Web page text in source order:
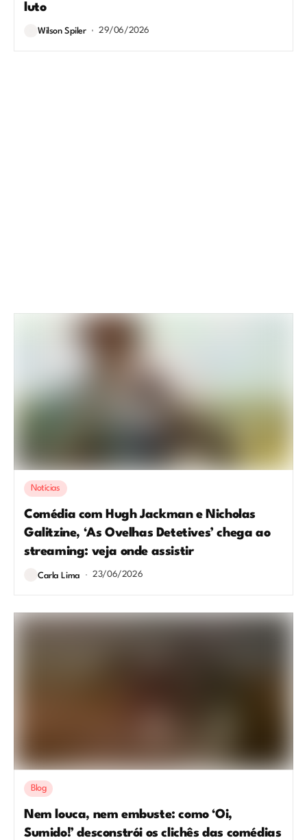
luto
Wilson Spiler 29/06/2026
Notícias
Comédia com Hugh Jackman e Nicholas
Galitzine, ‘As Ovelhas Detetives’ chega ao
streaming: veja onde assistir
Carla Lima 23/06/2026
Blog
Nem louca, nem embuste: como ‘Oi,
Sumido!’ desconstrói os clichês das comédias